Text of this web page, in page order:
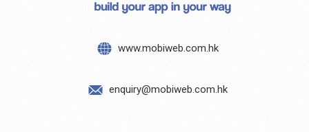
www.mobiweb.com.hk
enquiry@mobiweb.com.hk